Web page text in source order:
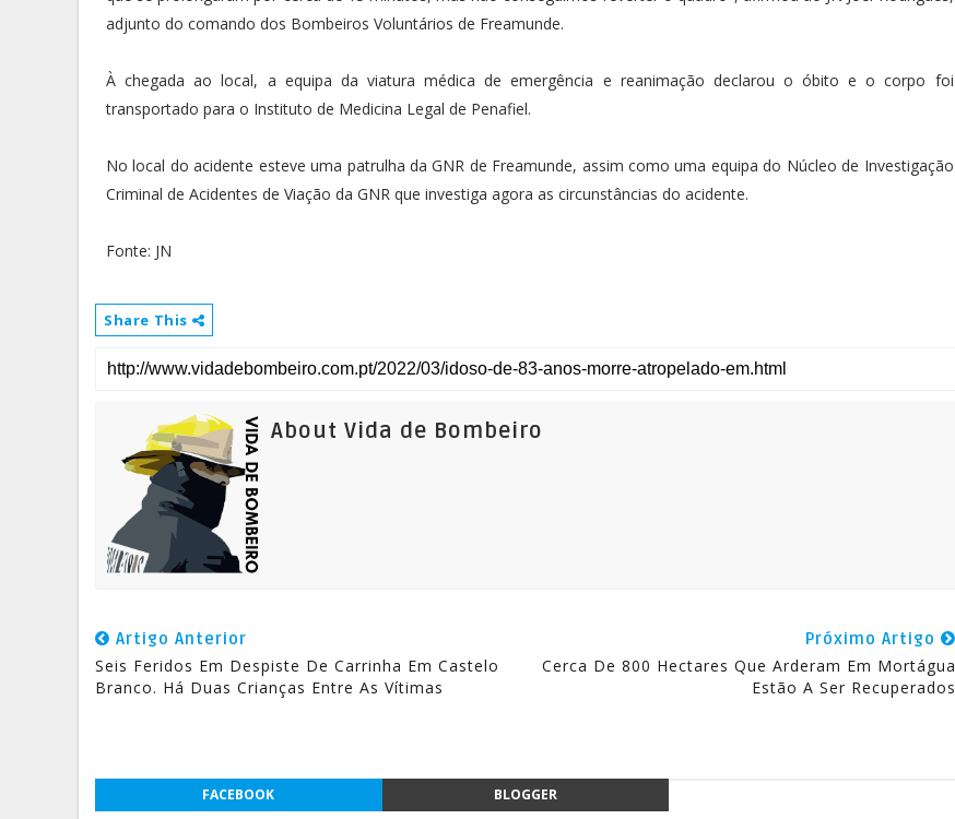
adjunto do comando dos Bombeiros Voluntários de Freamunde.
À chegada ao local, a equipa da viatura médica de emergência e reanimação declarou o óbito e o corpo foi
transportado para o Instituto de Medicina Legal de Penafiel.
No local do acidente esteve uma patrulha da GNR de Freamunde, assim como uma equipa do Núcleo de Investigação
Criminal de Acidentes de Viação da GNR que investiga agora as circunstâncias do acidente.
Fonte: JN
Share This
About Vida de Bombeiro
Artigo Anterior
Seis Feridos Em Despiste De Carrinha Em Castelo
Branco. Há Duas Crianças Entre As Vítimas
Próximo Artigo
Cerca De 800 Hectares Que Arderam Em Mortágua
Estão A Ser Recuperados
FACEBOOK BLOGGER